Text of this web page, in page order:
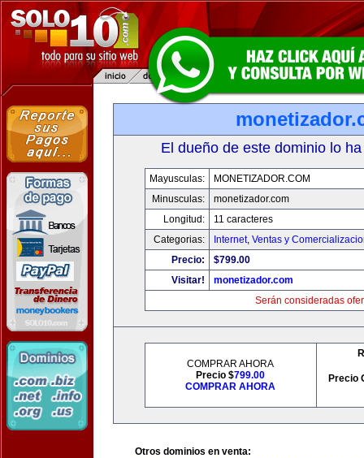
El dueño de este dominio lo
Mayusculas:
MONETIZADOR.COM
Minusculas:
monetizador.com
Longitud:
11 caracteres
Categorias:
Internet, Ventas y
Precio:
$799.00
Visitar!
monetizador.com
Serán consideradas
COMPRAR AHORA
Precio $799.00
COMPRAR AHORA
Precio
Otros dominios en venta: